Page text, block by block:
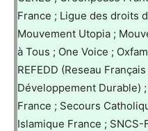
France ; Ligue des droits
Mouvement Utopia ;
à Tous ; One Voice ;
REFEDD (Reseau
Développement Durable)
France ; Secours
Islamique France ; SNCS-